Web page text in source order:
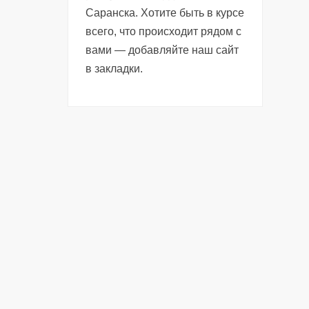
Саранска. Хотите быть в курсе
всего, что происходит рядом с
вами — добавляйте наш сайт
в закладки.